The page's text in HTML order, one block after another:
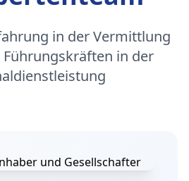
in der Vermittlung
Führungskräften in der